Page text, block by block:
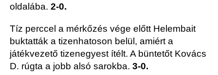
oldalába. 2-0.
Tíz perccel a mérkőzés vége előtt Helembait
buktatták a tizenhatoson belül, amiért a
játékvezető tizenegyest ítélt. A büntetőt Kovács
D. rúgta a jobb alsó sarokba. 3-0.